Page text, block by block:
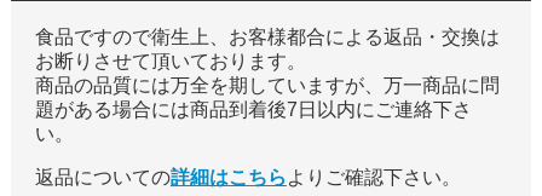
食品ですので衛生上、お客様都合による返品・交換は
お断りさせて頂いております。
商品の品質には万全を期していますが、万一商品に問
題がある場合には商品到着後7日以内にご連絡下さ
い。
返品についての詳細はこちら よりご確認下さい。